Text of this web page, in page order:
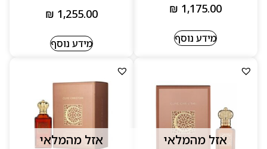
₪ 1,175.00
מידע נוסף
₪ 1,255.00
מידע נוסף
אזל מהמלאי אזל מהמלאי